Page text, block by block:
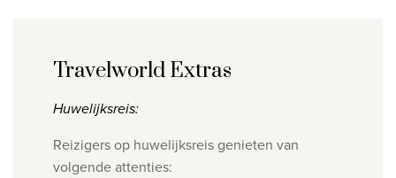
Travelworld Extras
Huwelijksreis:
Reizigers op huwelijksreis genieten van
volgende attenties: